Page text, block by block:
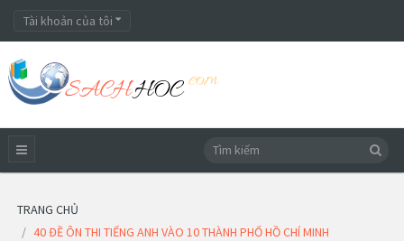
Tài khoản của tôi
TRANG CHỦ
40 ĐỀ ÔN THI TIẾNG ANH VÀO 10 THÀNH PHỐ HỒ CHÍ MINH